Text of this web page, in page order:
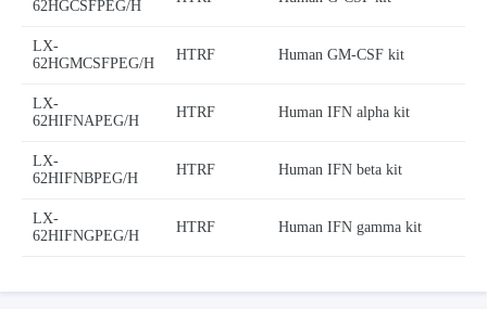
62HGCSFPEG/H
LX-
62HGMCSFPEG/H
HTRF Human GM-CSF kit
LX-
62HIFNAPEG/H
HTRF Human IFN alpha kit
LX-
62HIFNBPEG/H
HTRF Human IFN beta kit
LX-
62HIFNGPEG/H
HTRF Human IFN gamma kit